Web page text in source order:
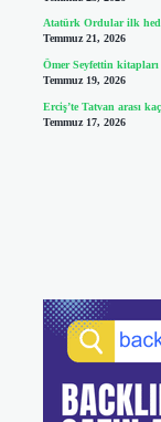
Atatürk Ordular ilk
Temmuz 21, 2026
Ömer Seyfettin
Temmuz 19, 2026
Erciş’te Tatvan arası
Temmuz 17, 2026